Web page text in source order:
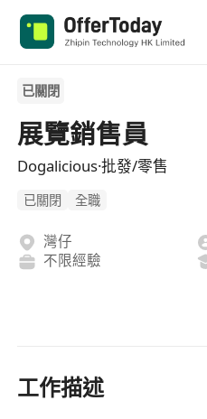
已關閉
展覽銷售員
Dogalicious·批發/零售
已關閉 全職
灣仔
不限經驗
工作描述